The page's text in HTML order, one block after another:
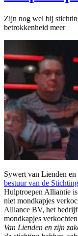
Zijn nog wel bij
betrokkenheid meer
Sywert van Lienden
bestuur van de
Hulptroepen Alliantie
niet mondkapjes
Alliance BV, het
mondkapjes
Van Lienden en zijn